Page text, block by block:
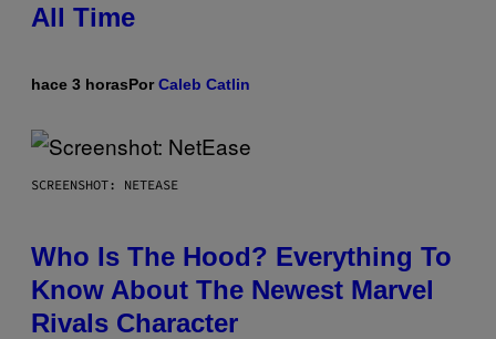
All Time
hace 3 horasPorCaleb Catlin
SCREENSHOT: NETEASE
Who Is The Hood? Everything To
Know About The Newest Marvel
Rivals Character